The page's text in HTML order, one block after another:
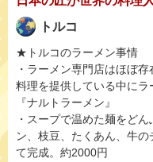
トルコ
★トルコのラーメン事情
・ラーメン専門店はほぼ
料理を提供している中にラ
『ナルトラーメン』
・スープで温めた麺をど
ン、枝豆、たくあん、牛
て完成。約2000円